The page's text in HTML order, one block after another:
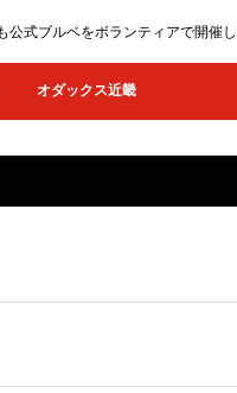
式ブルベをボランティアで開催し
オダックス近畿